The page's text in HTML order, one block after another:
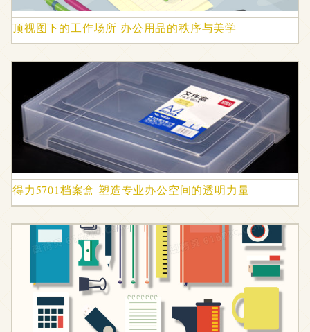
顶视图下的工作场所 办公用品的秩序与美学
得力5701档案盒 塑造专业办公空间的透明力量